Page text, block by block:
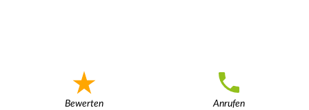
Bewerten Anrufen